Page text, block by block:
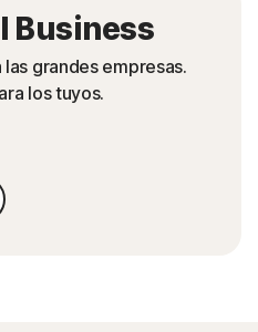
Business
grandes empresas.
los tuyos.